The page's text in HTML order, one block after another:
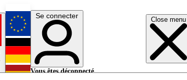
Close menu
English
Deutsch
Se connecter
Vous êtes déconnecté.